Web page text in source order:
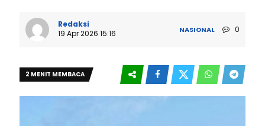
Redaksi
19 Apr 2026 15:16
NASIONAL 0
2 MENIT MEMBACA